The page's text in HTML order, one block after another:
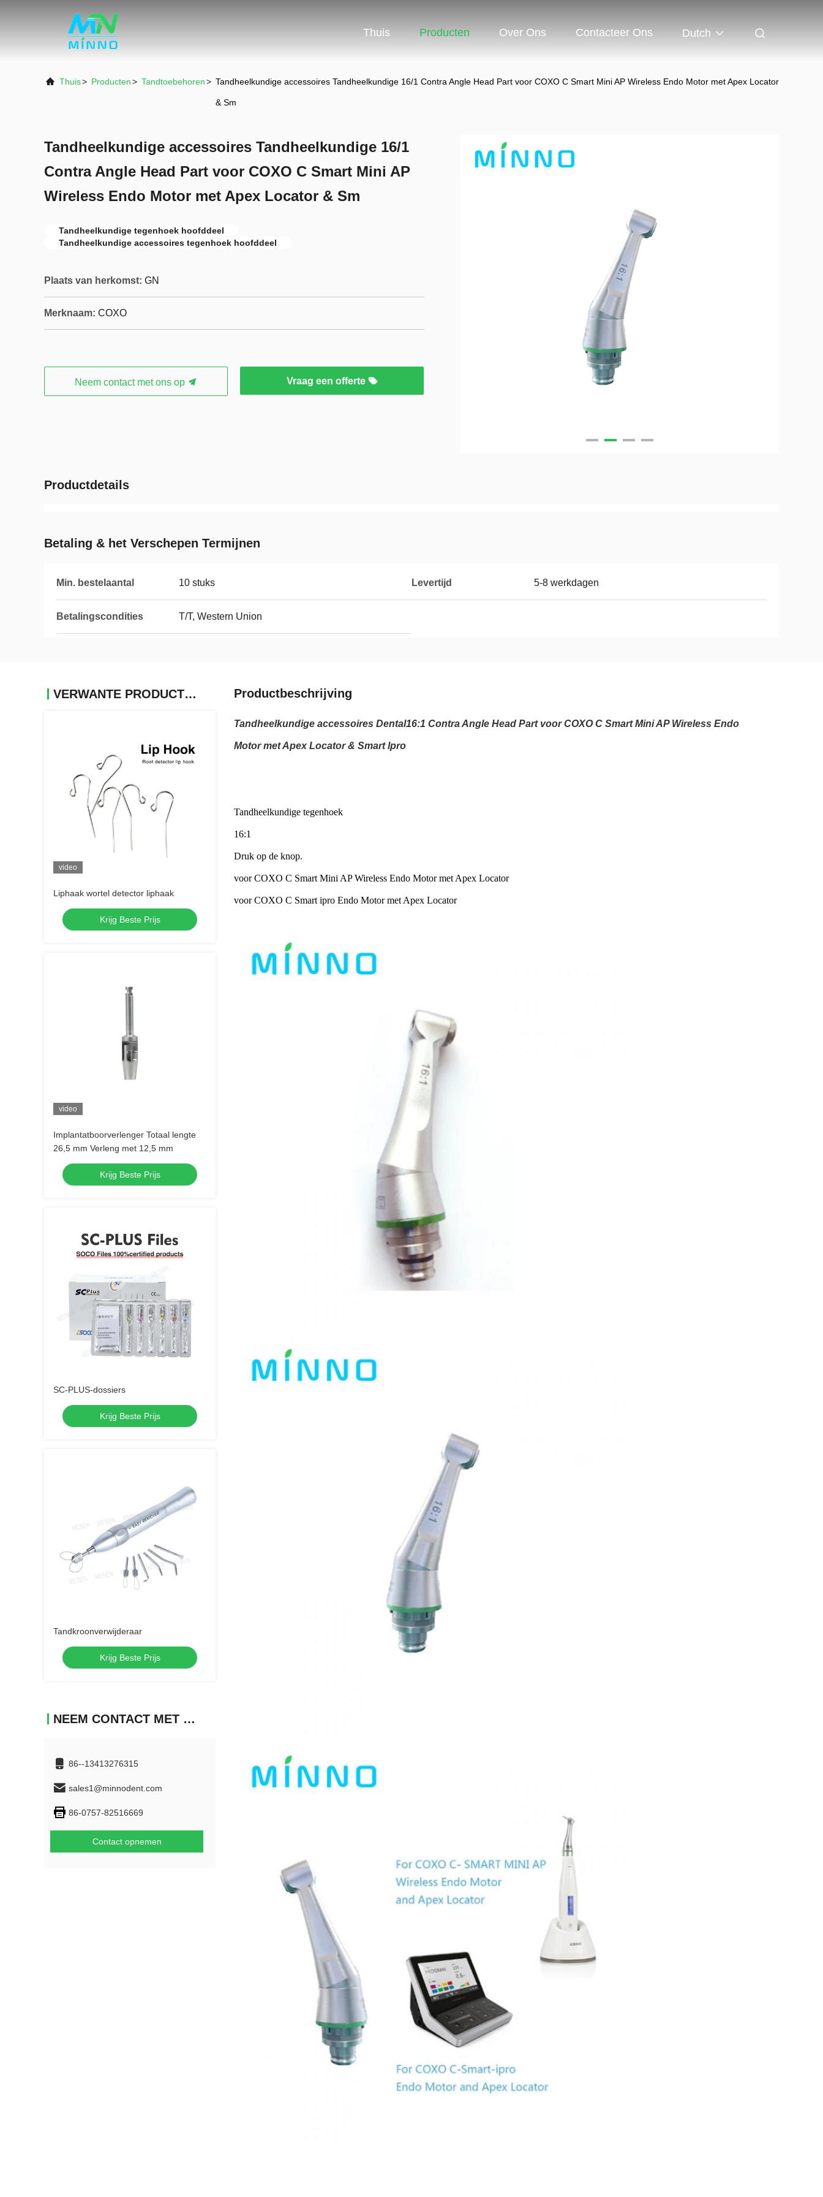
Thuis Producten Over Ons Contacteer Ons Dutch
Thuis> Producten> Tandtoebehoren> Tandheelkundige accessoires Tandheelkundige 16/1 Contra Angle Head Part voor COXO C Smart Mini AP Wireless Endo Motor met Apex Locator
& Sm
Tandheelkundige accessoires Tandheelkundige 16/1
Contra Angle Head Part voor COXO C Smart Mini AP
Wireless Endo Motor met Apex Locator & Sm
Tandheelkundige tegenhoek hoofddeel
Tandheelkundige accessoires tegenhoek hoofddeel
Plaats van herkomst: GN
Merknaam: COXO
Neem contact met ons op Vraag een offerte
Productdetails
Betaling & het Verschepen Termijnen
Min. bestelaantal 10 stuks Levertijd 5-8 werkdagen
Betalingscondities T/T, Western Union
VERWANTE PRODUCTEN
video
Liphaak wortel detector liphaak
Krijg Beste Prijs
video
Implantatboorverlenger Totaal lengte
26,5 mm Verleng met 12,5 mm
Krijg Beste Prijs
SC-PLUS-dossiers
Krijg Beste Prijs
Tandkroonverwijderaar
Krijg Beste Prijs
NEEM CONTACT MET ONS OP
86--13413276315
sales1@minnodent.com
86-0757-82516669
Contact opnemen
Productbeschrijving
Tandheelkundige accessoires Dental16:1 Contra Angle Head Part voor COXO C Smart Mini AP Wireless Endo
Motor met Apex Locator & Smart lpro
Tandheelkundige tegenhoek
16:1
Druk op de knop.
voor COXO C Smart Mini AP Wireless Endo Motor met Apex Locator
voor COXO C Smart ipro Endo Motor met Apex Locator